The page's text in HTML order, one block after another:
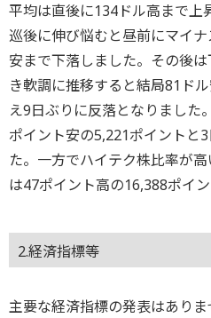
平均は直後に134ドル高まで上
巡後に伸び悩むと昼前にマイ
安まで下落しました。その後
き軟調に推移すると結局81ド
え9日ぶりに反落となりました
ポイント安の5,221ポイントと
た。一方でハイテク株比率が
は47ポイント高の16,388ポイ
2.経済指標等
主要な経済指標の発表はありま